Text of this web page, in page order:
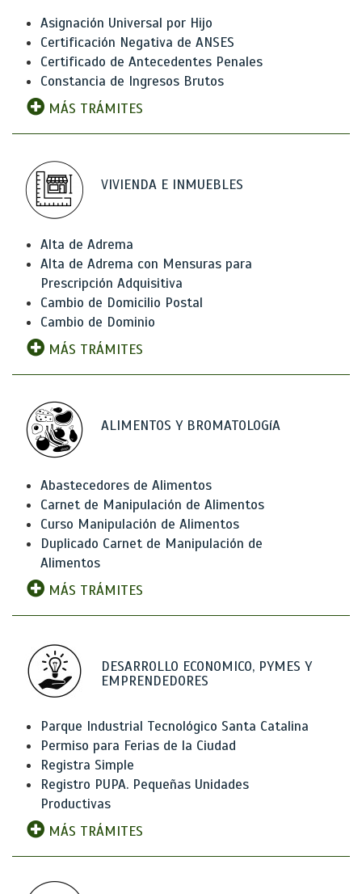
Asignación Universal por Hijo
Certificación Negativa de ANSES
Certificado de Antecedentes Penales
Constancia de Ingresos Brutos
MÁS TRÁMITES
VIVIENDA E INMUEBLES
Alta de Adrema
Alta de Adrema con Mensuras para
Prescripción Adquisitiva
Cambio de Domicilio Postal
Cambio de Dominio
MÁS TRÁMITES
ALIMENTOS Y BROMATOLOGíA
Abastecedores de Alimentos
Carnet de Manipulación de Alimentos
Curso Manipulación de Alimentos
Duplicado Carnet de Manipulación de
Alimentos
MÁS TRÁMITES
DESARROLLO ECONOMICO, PYMES Y
EMPRENDEDORES
Parque Industrial Tecnológico Santa Catalina
Permiso para Ferias de la Ciudad
Registra Simple
Registro PUPA. Pequeñas Unidades
Productivas
MÁS TRÁMITES